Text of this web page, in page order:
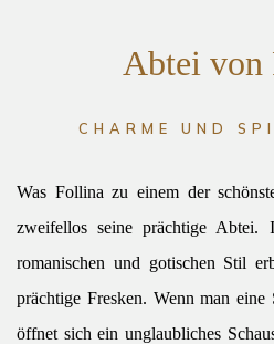
Abtei von
CHARME UND
Was Follina zu einem der
zweifellos seine prächtige Abtei.
romanischen und gotischen Stil
prächtige Fresken. Wenn man
öffnet sich ein unglaubliches